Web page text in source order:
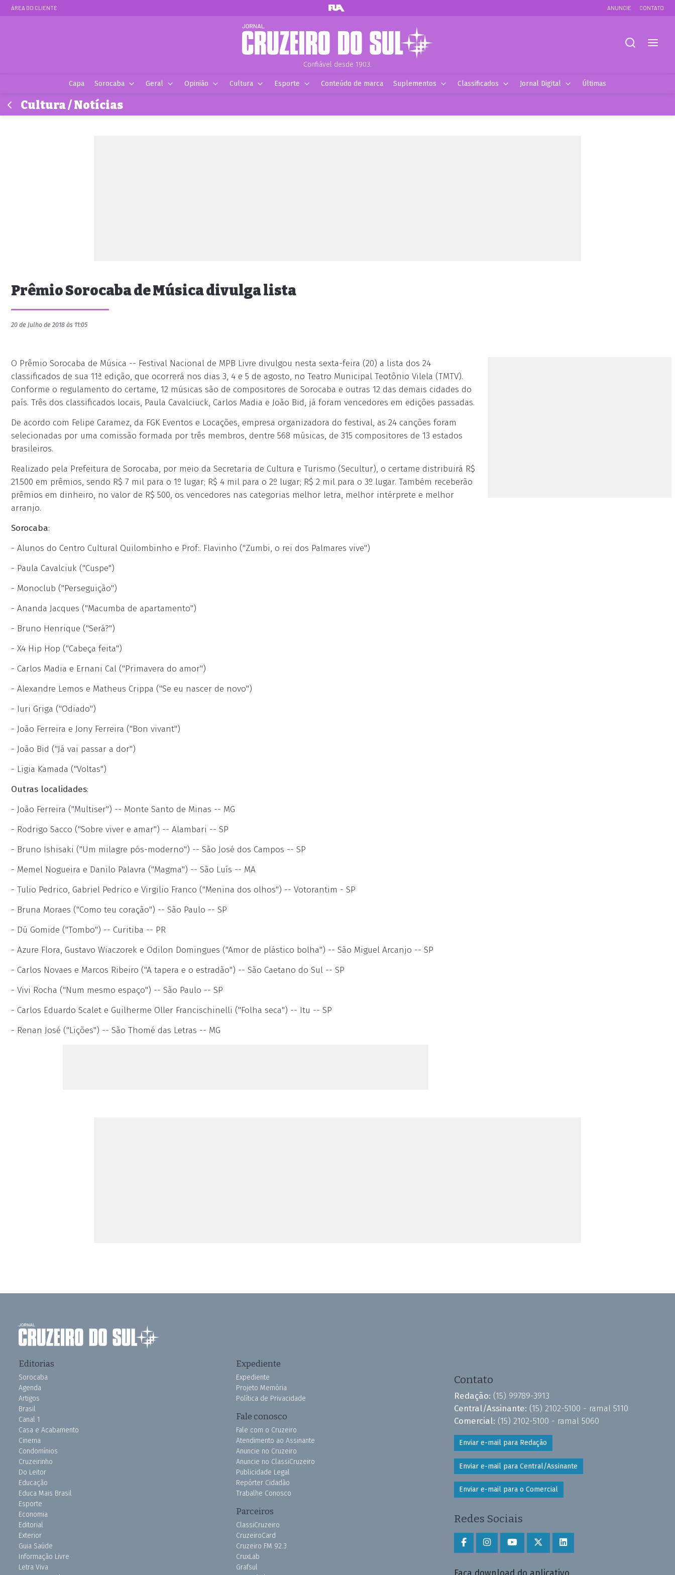
ÁREA DO CLIENTE ANUNCIE CONTATO
Confiável desde 1903.
Capa Sorocaba Geral Opinião Cultura Esporte Conteúdo de marca Suplementos Classificados Jornal Digital Últimas
Cultura / Notícias
Prêmio Sorocaba de Música divulga lista
20 de Julho de 2018 às 11:05
O Prêmio Sorocaba de Música -- Festival Nacional de MPB Livre divulgou nesta sexta-feira (20) a lista dos 24
classificados de sua 11ª edição, que ocorrerá nos dias 3, 4 e 5 de agosto, no Teatro Municipal Teotônio Vilela (TMTV).
Conforme o regulamento do certame, 12 músicas são de compositores de Sorocaba e outras 12 das demais cidades do
país. Três dos classificados locais, Paula Cavalciuck, Carlos Madia e João Bid, já foram vencedores em edições passadas.
De acordo com Felipe Caramez, da FGK Eventos e Locações, empresa organizadora do festival, as 24 canções foram
selecionadas por uma comissão formada por três membros, dentre 568 músicas, de 315 compositores de 13 estados
brasileiros.
Realizado pela Prefeitura de Sorocaba, por meio da Secretaria de Cultura e Turismo (Secultur), o certame distribuirá R$
21.500 em prêmios, sendo R$ 7 mil para o 1º lugar; R$ 4 mil para o 2º lugar; R$ 2 mil para o 3º lugar. Também receberão
prêmios em dinheiro, no valor de R$ 500, os vencedores nas categorias melhor letra, melhor intérprete e melhor
arranjo.
Sorocaba:
- Alunos do Centro Cultural Quilombinho e Prof:. Flavinho ("Zumbi, o rei dos Palmares vive")
- Paula Cavalciuk ("Cuspe")
- Monoclub ("Perseguição")
- Ananda Jacques ("Macumba de apartamento")
- Bruno Henrique ("Será?")
- X4 Hip Hop ("Cabeça feita")
- Carlos Madia e Ernani Cal ("Primavera do amor")
- Alexandre Lemos e Matheus Crippa ("Se eu nascer de novo")
- Iuri Griga ("Odiado")
- João Ferreira e Jony Ferreira ("Bon vivant")
- João Bid ("Já vai passar a dor")
- Ligia Kamada ("Voltas")
Outras localidades:
- João Ferreira ("Multiser") -- Monte Santo de Minas -- MG
- Rodrigo Sacco ("Sobre viver e amar") -- Alambari -- SP
- Bruno Ishisaki ("Um milagre pós-moderno") -- São José dos Campos -- SP
- Memel Nogueira e Danilo Palavra ("Magma") -- São Luís -- MA
- Tulio Pedrico, Gabriel Pedrico e Virgilio Franco ("Menina dos olhos") -- Votorantim - SP
- Bruna Moraes ("Como teu coração") -- São Paulo -- SP
- Dú Gomide ("Tombo") -- Curitiba -- PR
- Azure Flora, Gustavo Wiaczorek e Odilon Domingues ("Amor de plástico bolha") -- São Miguel Arcanjo -- SP
- Carlos Novaes e Marcos Ribeiro ("A tapera e o estradão") -- São Caetano do Sul -- SP
- Vivi Rocha ("Num mesmo espaço") -- São Paulo -- SP
- Carlos Eduardo Scalet e Guilherme Oller Francischinelli ("Folha seca") -- Itu -- SP
- Renan José ("Lições") -- São Thomé das Letras -- MG
Editorias
Sorocaba
Agenda
Artigos
Brasil
Canal 1
Casa e Acabamento
Cinema
Condomínios
Cruzeirinho
Do Leitor
Educação
Educa Mais Brasil
Esporte
Economia
Editorial
Exterior
Guia Saúde
Informação Livre
Letra Viva
Expediente
Expediente
Projeto Memória
Política de Privacidade
Fale conosco
Fale com o Cruzeiro
Atendimento ao Assinante
Anuncie no Cruzeiro
Anuncie no ClassiCruzeiro
Publicidade Legal
Repórter Cidadão
Trabalhe Conosco
Parceiros
ClassiCruzeiro
CruzeiroCard
Cruzeiro FM 92.3
CruxLab
Grafsul
Contato
Redação: (15) 99789-3913
Central/Assinante: (15) 2102-5100 - ramal 5110
Comercial: (15) 2102-5100 - ramal 5060
Enviar e-mail para Redação
Enviar e-mail para Central/Assinante
Enviar e-mail para o Comercial
Redes Sociais